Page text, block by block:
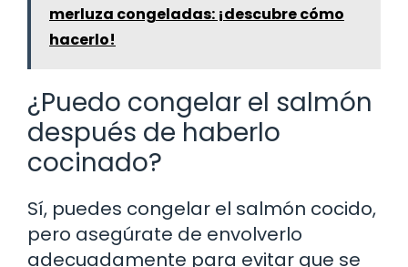
merluza congeladas: ¡descubre cómo
hacerlo!
¿Puedo congelar el salmón
después de haberlo
cocinado?
Sí, puedes congelar el salmón cocido,
pero asegúrate de envolverlo
adecuadamente para evitar que se